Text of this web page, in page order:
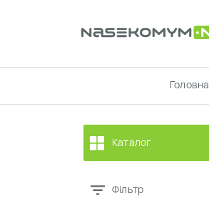
Головна
Каталог
Фільтр